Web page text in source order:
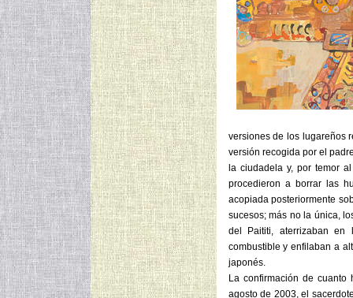
versiones de los lugareños
versión recogida por el
la ciudadela y, por temor
procedieron a borrar las
acopiada posteriormente
sucesos; más no la única,
del Paititi, aterrizaban en
combustible y enfilaban a
japonés.
La confirmación de
agosto de 2003, el